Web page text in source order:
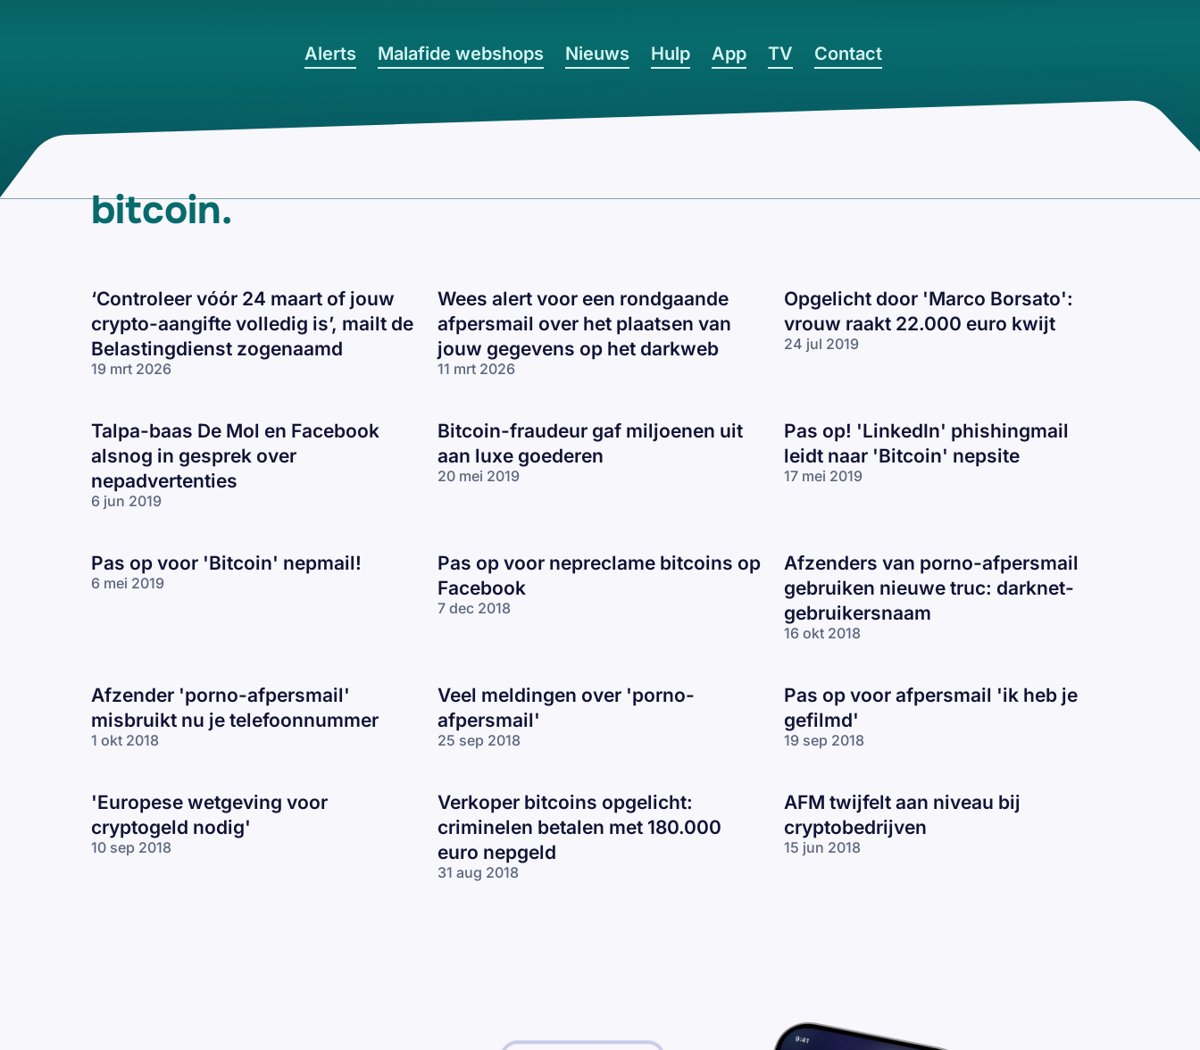
Alerts Malafide webshops Nieuws Hulp App TV Contact
bitcoin.
‘Controleer vóór 24 maart of jouw
crypto-aangifte volledig is’, mailt de
Belastingdienst zogenaamd
19 mrt 2026
Wees alert voor een rondgaande
afpersmail over het plaatsen van
jouw gegevens op het darkweb
11 mrt 2026
Opgelicht door 'Marco Borsato':
vrouw raakt 22.000 euro kwijt
24 jul 2019
Talpa-baas De Mol en Facebook
alsnog in gesprek over
nepadvertenties
6 jun 2019
Bitcoin-fraudeur gaf miljoenen uit
aan luxe goederen
20 mei 2019
Pas op! 'LinkedIn' phishingmail
leidt naar 'Bitcoin' nepsite
17 mei 2019
Pas op voor 'Bitcoin' nepmail!
6 mei 2019
Pas op voor nepreclame bitcoins op
Facebook
7 dec 2018
Afzenders van porno-afpersmail
gebruiken nieuwe truc: darknet-
gebruikersnaam
16 okt 2018
Afzender 'porno-afpersmail'
misbruikt nu je telefoonnummer
1 okt 2018
Veel meldingen over 'porno-
afpersmail'
25 sep 2018
Pas op voor afpersmail 'ik heb je
gefilmd'
19 sep 2018
'Europese wetgeving voor
cryptogeld nodig'
10 sep 2018
Verkoper bitcoins opgelicht:
criminelen betalen met 180.000
euro nepgeld
31 aug 2018
AFM twijfelt aan niveau bij
cryptobedrijven
15 jun 2018